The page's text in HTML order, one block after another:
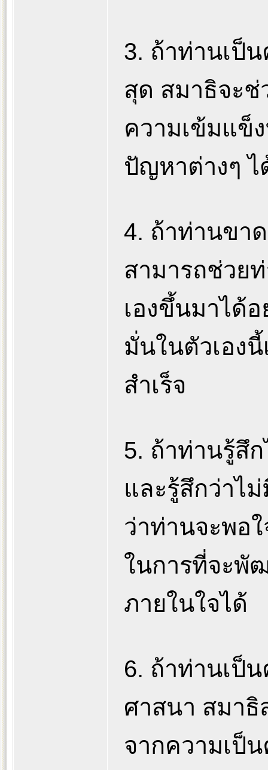
3. ถ้าท่านเป็
สุด สมาธิจะช่
ความเข้มแข็
ปัญหาต่างๆ ไ
4. ถ้าท่านขา
สามารถช่วย
เองขึ้นมาได้
มั่นในตัวเอง
สำเร็จ
5. ถ้าท่านรู้สึ
และรู้สึกว่าไ
ว่าท่านจะพอ
ในการที่จะพั
ภายในใจได้
6. ถ้าท่านเป็
ศาสนา สมา
จากความเป็